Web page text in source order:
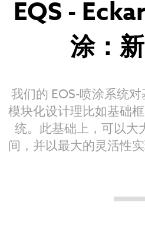
EQS -
涂：
我们的 EOS-喷涂系统
模块化设计理比如基础
统。此基础上，可以大
间，并以最大的灵活性